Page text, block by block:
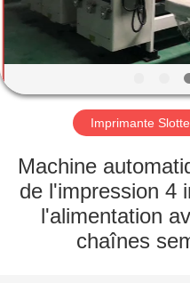
AU
SUJET
DE
NOUS
VISITE
D'USINE
CONTRÔLE
Imprimante
Machine
de l'impression 4
l'alimentation
chaînes